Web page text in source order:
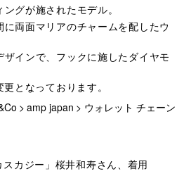
グが施されたモデル。
両面マリアのチャームを配したウ
ザインで、フックに施したダイヤモ
となっております。
> amp japan > ウォレット チェーン
カジー」桜井和寿さん、着用